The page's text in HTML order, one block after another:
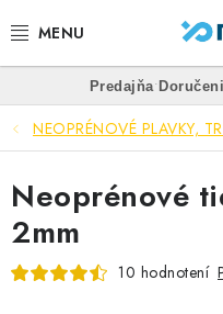
na
PLÁVANIE
ŠNORCHLOVANIE
FREEDIVING
SPEARFISHING
Predajňa•
NEOPRÉNOVÉ PLAVKY,
Neoprénové
2mm
10 hodnotení